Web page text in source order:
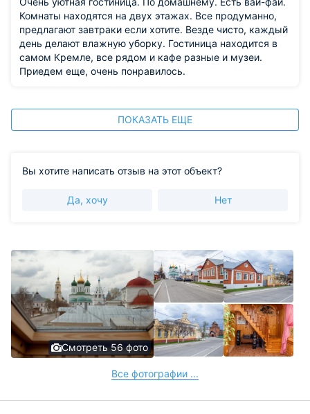
Комнаты находятся на двух этажах. Все продуманно,
предлагают завтраки если хотите. Везде чисто, каждый
день делают влажную уборку. Гостиница находится в
самом Кремле, все рядом и кафе разные и музеи.
Приедем еще, очень понравилось.
ПОКАЗАТЬ ЕЩЕ
Вы хотите написать отзыв на этот объект?
Да, хочу Нет
Смотреть 56 фото
Все фотографии ...